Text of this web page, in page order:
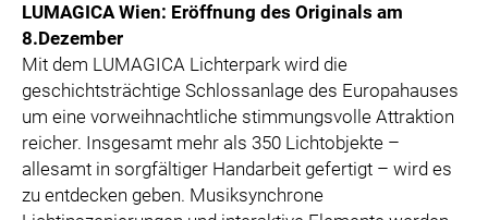
LUMAGICA Wien: Eröffnung des Originals am
8.Dezember
Mit dem LUMAGICA Lichterpark wird die
geschichtsträchtige Schlossanlage des Europahauses
um eine vorweihnachtliche stimmungsvolle Attraktion
reicher. Insgesamt mehr als 350 Lichtobjekte –
allesamt in sorgfältiger Handarbeit gefertigt – wird es
zu entdecken geben. Musiksynchrone